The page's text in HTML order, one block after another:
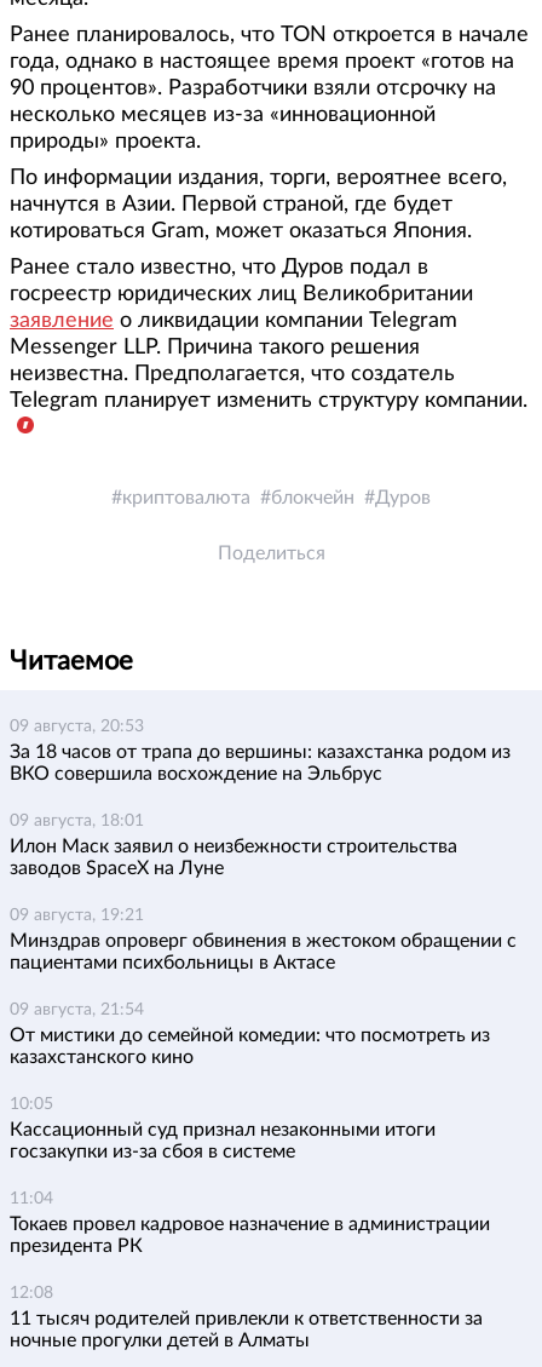
Ранее планировалось, что TON откроется в начале
года, однако в настоящее время проект «готов на
90 процентов». Разработчики взяли отсрочку на
несколько месяцев из-за «инновационной
природы» проекта.
По информации издания, торги, вероятнее всего,
начнутся в Азии. Первой страной, где будет
котироваться Gram, может оказаться Япония.
Ранее стало известно, что Дуров подал в
госреестр юридических лиц Великобритании
заявление о ликвидации компании Telegram
Messenger LLP. Причина такого решения
неизвестна. Предполагается, что создатель
Telegram планирует изменить структуру компании.
криптовалюта блокчейн Дуров
Поделиться
Читаемое
09 августа, 20:53
За 18 часов от трапа до вершины: казахстанка родом из
ВКО совершила восхождение на Эльбрус
09 августа, 18:01
Илон Маск заявил о неизбежности строительства
заводов SpaceX на Луне
09 августа, 19:21
Минздрав опроверг обвинения в жестоком обращении с
пациентами психбольницы в Актасе
09 августа, 21:54
От мистики до семейной комедии: что посмотреть из
казахстанского кино
10:05
Кассационный суд признал незаконными итоги
госзакупки из-за сбоя в системе
11:04
Токаев провел кадровое назначение в администрации
президента РК
12:08
11 тысяч родителей привлекли к ответственности за
ночные прогулки детей в Алматы